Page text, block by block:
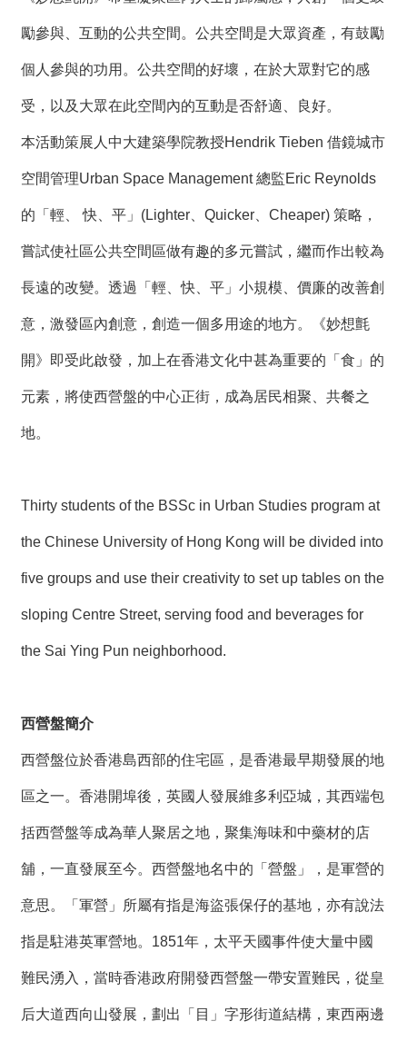
站
覽
勵參與、互動的公共空間。公共空間是大眾資產，有鼓勵
個人參與的功用。公共空間的好壞，在於大眾對它的感
受，以及大眾在此空間內的互動是否舒適、良好。
本活動策展人中大建築學院教授Hendrik Tieben 借鏡城市
空間管理Urban Space Management 總監Eric Reynolds
的「輕、 快、平」(Lighter、Quicker、Cheaper) 策略，
嘗試使社區公共空間區做有趣的多元嘗試，繼而作出較為
長遠的改變。透過「輕、快、平」小規模、價廉的改善創
意，激發區內創意，創造一個多用途的地方。《妙想氈
開》即受此啟發，加上在香港文化中甚為重要的「食」的
元素，將使西營盤的中心正街，成為居民相聚、共餐之
地。
Thirty students of the BSSc in Urban Studies program at
the Chinese University of Hong Kong will be divided into
five groups and use their creativity to set up tables on the
sloping Centre Street, serving food and beverages for
the Sai Ying Pun neighborhood.
西營盤簡介
西營盤位於香港島西部的住宅區，是香港最早期發展的地
區之一。香港開埠後，英國人發展維多利亞城，其西端包
括西營盤等成為華人聚居之地，聚集海味和中藥材的店
舖，一直發展至今。西營盤地名中的「營盤」，是軍營的
意思。「軍營」所屬有指是海盜張保仔的基地，亦有說法
指是駐港英軍營地。1851年，太平天國事件使大量中國
難民湧入，當時香港政府開發西營盤一帶安置難民，從皇
后大道西向山發展，劃出「目」字形街道結構，東西兩邊